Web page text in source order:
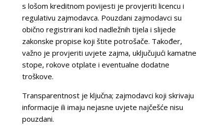
s lošom kreditnom povijesti je provjeriti licencu i
regulativu zajmodavca. Pouzdani zajmodavci su
obično registrirani kod nadležnih tijela i slijede
zakonske propise koji štite potrošače. Također,
važno je provjeriti uvjete zajma, uključujući kamatne
stope, rokove otplate i eventualne dodatne
troškove.
Transparentnost je ključna; zajmodavci koji skrivaju
informacije ili imaju nejasne uvjete najčešće nisu
pouzdani.